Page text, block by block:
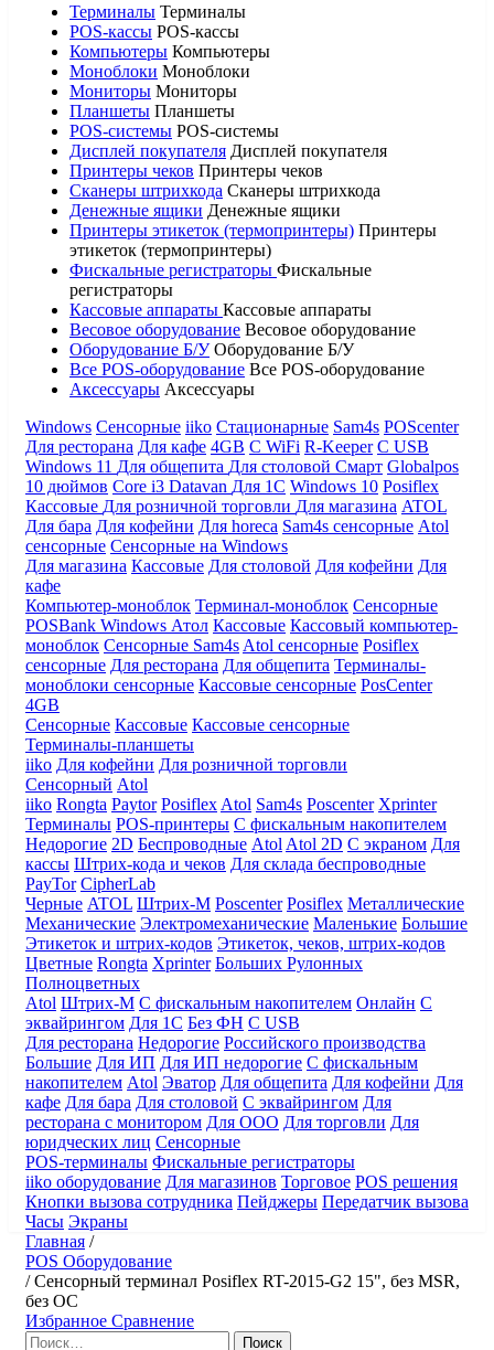
Терминалы Терминалы
POS-кассы POS-кассы
Компьютеры Компьютеры
Моноблоки Моноблоки
Мониторы Мониторы
Планшеты Планшеты
POS-системы POS-системы
Дисплей покупателя Дисплей покупателя
Принтеры чеков Принтеры чеков
Сканеры штрихкода Сканеры штрихкода
Денежные ящики Денежные ящики
Принтеры этикеток (термопринтеры) Принтеры
этикеток (термопринтеры)
Фискальные регистраторы Фискальные
регистраторы
Кассовые аппараты Кассовые аппараты
Весовое оборудование Весовое оборудование
Оборудование Б/У Оборудование Б/У
Все POS-оборудование Все POS-оборудование
Аксессуары Аксессуары
Windows Сенсорные iiko Стационарные Sam4s POScenter
Для ресторана Для кафе 4GB С WiFi R-Keeper С USB
Windows 11 Для общепита Для столовой Смарт Globalpos
10 дюймов Core i3 Datavan Для 1С Windows 10 Posiflex
Кассовые Для розничной торговли Для магазина ATOL
Для бара Для кофейни Для horeca Sam4s сенсорные Atol
сенсорные Сенсорные на Windows
Для магазина Кассовые Для столовой Для кофейни Для
кафе
Компьютер-моноблок Терминал-моноблок Сенсорные
POSBank Windows Атол Кассовые Кассовый компьютер-
моноблок Сенсорные Sam4s Atol сенсорные Posiflex
сенсорные Для ресторана Для общепита Терминалы-
моноблоки сенсорные Кассовые сенсорные PosCenter
4GB
Сенсорные Кассовые Кассовые сенсорные
Терминалы-планшеты
iiko Для кофейни Для розничной торговли
Сенсорный Atol
iiko Rongta Paytor Posiflex Atol Sam4s Poscenter Xprinter
Терминалы POS-принтеры С фискальным накопителем
Недорогие 2D Беспроводные Atol Atol 2D С экраном Для
кассы Штрих-кода и чеков Для склада беспроводные
PayTor CipherLab
Черные ATOL Штрих-М Poscenter Posiflex Металлические
Механические Электромеханические Маленькие Большие
Этикеток и штрих-кодов Этикеток, чеков, штрих-кодов
Цветные Rongta Xprinter Больших Рулонных
Полноцветных
Atol Штрих-М С фискальным накопителем Онлайн С
эквайрингом Для 1С Без ФН С USB
Для ресторана Недорогие Российского производства
Большие Для ИП Для ИП недорогие С фискальным
накопителем Atol Эватор Для общепита Для кофейни Для
кафе Для бара Для столовой С эквайрингом Для
ресторана с монитором Для ООО Для торговли Для
юридческих лиц Сенсорные
POS-терминалы Фискальные регистраторы
iiko оборудование Для магазинов Торговое POS решения
Кнопки вызова сотрудника Пейджеры Передатчик вызова
Часы Экраны
Главная /
POS Оборудование
/Сенсорный терминал Posiflex RT-2015-G2 15", без MSR,
без ОС
Избранное Сравнение
Найти: